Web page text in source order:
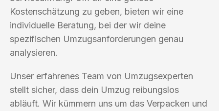
Kostenschätzung zu geben, bieten wir eine
individuelle Beratung, bei der wir deine
spezifischen Umzugsanforderungen genau
analysieren.
Unser erfahrenes Team von Umzugsexperten
stellt sicher, dass dein Umzug reibungslos
abläuft. Wir kümmern uns um das Verpacken und